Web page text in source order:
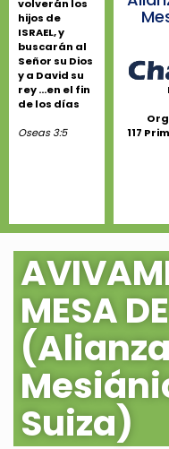
volverán los
hijos de
ISRAEL, y
buscarán al
Señor su Dios
y a David su
rey ...en el fin
de los días
Oseas 3:5
117
MESA
Suiza)